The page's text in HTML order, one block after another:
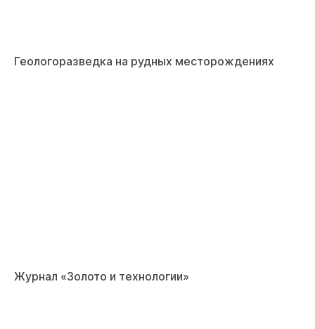
Геологоразведка на рудных месторождениях
Журнал «Золото и технологии»